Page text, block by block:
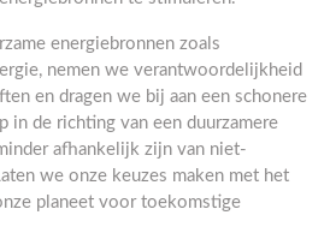
energiebronnen zoals
nemen we verantwoordelijkheid
en dragen we bij aan een schonere
in de richting van een duurzamere
afhankelijk zijn van niet-
we onze keuzes maken met het
planeet voor toekomstige